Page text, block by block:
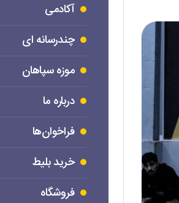
آکادمی
چندرسانه ای
موزه سپاهان
درباره ما
فراخوان‌ها
خرید بلیط
فروشگاه